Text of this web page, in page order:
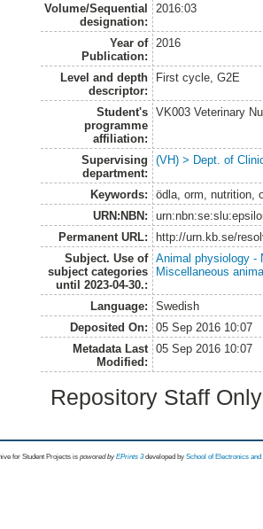
Volume/Sequential
designation:
2016:03
Year of
Publication:
2016
Level and depth
descriptor:
First cycle, G2E
Student's
programme
affiliation:
VK003 Veterinary
Supervising
department:
(VH) > Dept. of
Keywords:
ödla, orm, nutrition,
URN:NBN:
Permanent URL:
http://urn.kb.se/
Subject. Use of
subject categories
until 2023-04-30.:
Animal physiology -
Miscellaneous
Language:
Swedish
Deposited On:
05 Sep 2016 10:07
Metadata Last
Modified:
05 Sep 2016 10:07
Repository Staff
for Student Projects is powored byEPrints 3 developed by School of Electronics